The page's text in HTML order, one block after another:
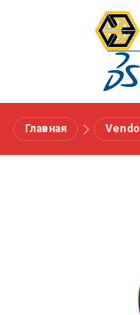
Меню
Главная